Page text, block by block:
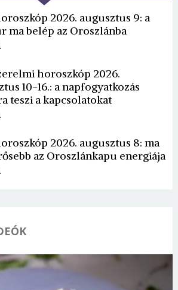
2026. augusztus 9: a
ma belép az Oroszlánba
horoszkóp 2026.
10-16.: a napfogyatkozás
teszi a kapcsolatokat
2026. augusztus 8: ma
az Oroszlánkapu energiája
bejelentkezés
felhasználónév